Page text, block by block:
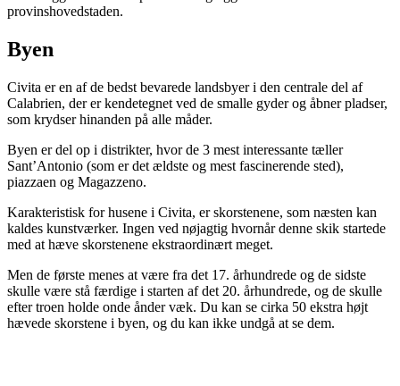
provinshovedstaden.
Byen
Civita er en af de bedst bevarede landsbyer i den centrale del af
Calabrien, der er kendetegnet ved de smalle gyder og åbner pladser,
som krydser hinanden på alle måder.
Byen er del op i distrikter, hvor de 3 mest interessante tæller
Sant’Antonio (som er det ældste og mest fascinerende sted),
piazzaen og Magazzeno.
Karakteristisk for husene i Civita, er skorstenene, som næsten kan
kaldes kunstværker. Ingen ved nøjagtig hvornår denne skik startede
med at hæve skorstenene ekstraordinært meget.
Men de første menes at være fra det 17. århundrede og de sidste
skulle være stå færdige i starten af det 20. århundrede, og de skulle
efter troen holde onde ånder væk. Du kan se cirka 50 ekstra højt
hævede skorstene i byen, og du kan ikke undgå at se dem.